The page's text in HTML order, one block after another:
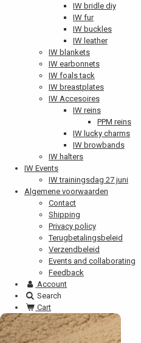
IW bridle diy
IW fur
IW buckles
IW leather
IW blankets
IW earbonnets
IW foals tack
IW breastplates
IW Accesoires
IW reins
PPM reins
IW lucky charms
IW browbands
IW halters
IW Events
IW trainingsdag 27 juni
Algemene voorwaarden
Contact
Shipping
Privacy policy
Terugbetalingsbeleid
Verzendbeleid
Events and collaborating
Feedback
Account
Search
Cart